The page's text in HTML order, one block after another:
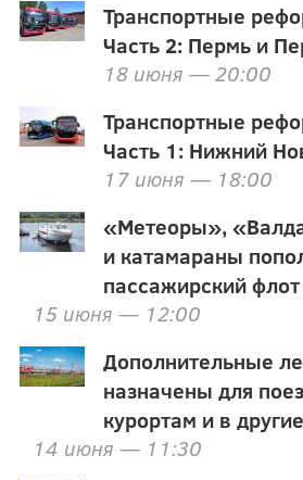
Транспортные
Часть 2: Пермь и
18 июня — 20:00
Транспортные
Часть 1: Нижний
17 июня — 18:00
«Метеоры»,
и катамараны
пассажирский
15 июня — 12:00
Дополнительные
назначены для
курортам и в
14 июня — 11:30